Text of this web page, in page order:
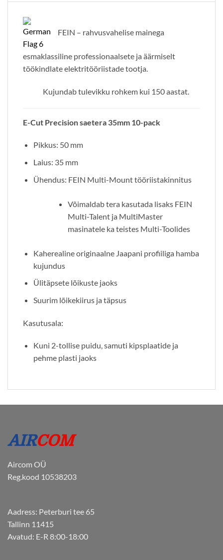
FEIN – rahvusvahelise mainega
esmaklassiline professionaalsete ja äärmiselt
töökindlate elektritööriistade tootja.
Kujundab tulevikku rohkem kui 150 aastat.
E-Cut Precision saetera 35mm 10-pack
Pikkus: 50 mm
Laius: 35 mm
Ühendus: FEIN Multi-Mount tööriistakinnitus
Võimaldab tera kasutada lisaks FEIN
Multi-Talent ja MultiMaster
masinatele ka teistes Multi-Toolides
Kaherealine originaalne Jaapani profiiliga hamba
kujundus
Ülitäpsete lõikuste jaoks
Suurim lõikekiirus ja täpsus
Kasutusala:
Kuni 2-tollise puidu, samuti kipsplaatide ja
pehme plasti jaoks
Aircom OÜ
Reg.kood 10538203
Aadress: Peterburi tee 65
Tallinn 11415
Avatud: E-R 8:00-18:00